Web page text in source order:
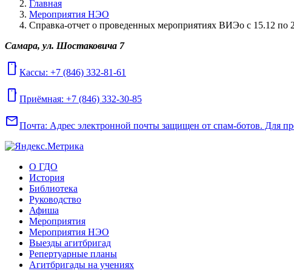
Главная
Мероприятия НЭО
Справка-отчет о проведенных мероприятиях ВИЭо с 15.12 по
Самара, ул. Шостаковича 7
mobile Кассы: +7 (846) 332-81-61
mobile Приёмная: +7 (846) 332-30-85
mailПочта: Адрес электронной почты защищен от спам-ботов. Для
О ГДО
История
Библиотека
Руководство
Афиша
Мероприятия
Мероприятия НЭО
Выезды агитбригад
Репертуарные планы
Агитбригады на учениях